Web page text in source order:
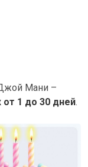
Мани –
от 1 до 30 дней.